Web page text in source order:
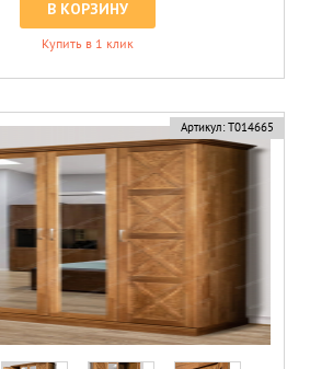
В КОРЗИНУ
Купить в 1 клик
Артикул: Т014665